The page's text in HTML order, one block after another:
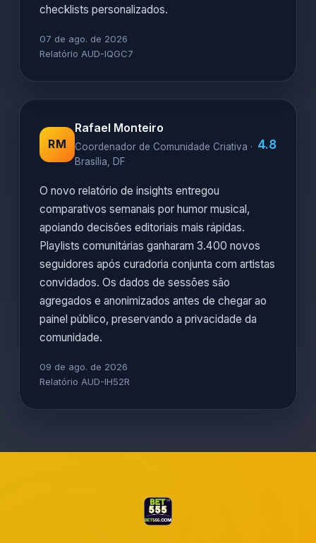
checklists personalizados.
07 de ago. de 2026
Relatório AUD-IQGC7
RM
Rafael Monteiro
Coordenador de Comunidade Criativa ·
Brasília, DF
4.8
O novo relatório de insights entregou
comparativos semanais por humor musical,
apoiando decisões editoriais mais rápidas.
Playlists comunitárias ganharam 3.400 novos
seguidores após curadoria conjunta com artistas
convidados. Os dados de sessões são
agregados e anonimizados antes de chegar ao
painel público, preservando a privacidade da
comunidade.
09 de ago. de 2026
Relatório AUD-IH52R